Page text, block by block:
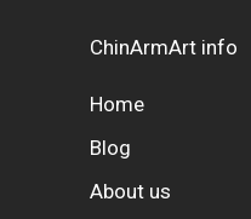
ChinArmArt info
Home
Blog
About us